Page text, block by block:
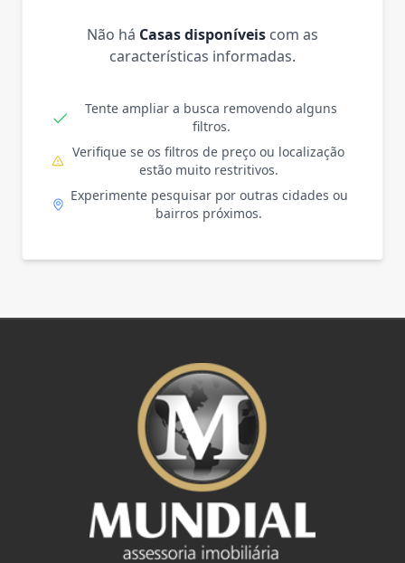
Não há Casas disponíveis com as
características informadas.
Tente ampliar a busca removendo alguns
filtros.
Verifique se os filtros de preço ou localização
estão muito restritivos.
Experimente pesquisar por outras cidades ou
bairros próximos.